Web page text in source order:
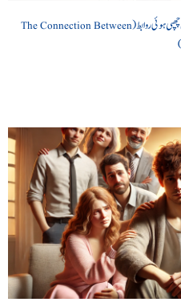
دو قطبی ذہنی بیماری اور مادہ کے استعمال کا غلط رویہ کے درمیان چھپی ہوئی روابط (The Connection Between